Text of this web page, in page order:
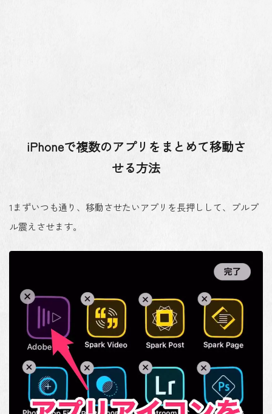
iPhoneで複数のアプリをまとめて移動さ
せる方法
1 まずいつも通り、移動させたいアプリを長押しして、プルプ
ル震えさせます。